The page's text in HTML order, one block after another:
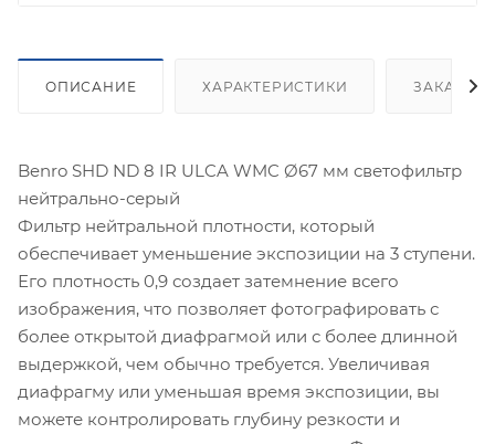
ОПИСАНИЕ ХАРАКТЕРИСТИКИ
Benro SHD ND 8 IR ULCA WMC Ø67 мм светофильтр
нейтрально-серый
Фильтр нейтральной плотности, который
обеспечивает уменьшение экспозиции на 3 ступени.
Его плотность 0,9 создает затемнение всего
изображения, что позволяет фотографировать с
более открытой диафрагмой или с более длинной
выдержкой, чем обычно требуется. Увеличивая
диафрагму или уменьшая время экспозиции, вы
можете контролировать глубину резкости и